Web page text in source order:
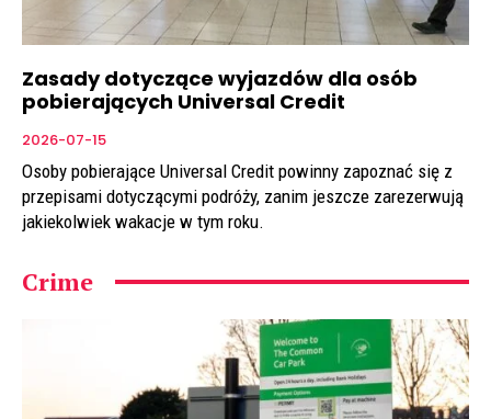
Zasady dotyczące wyjazdów dla osób
pobierających Universal Credit
2026-07-15
Osoby pobierające Universal Credit powinny zapoznać się z
przepisami dotyczącymi podróży, zanim jeszcze zarezerwują
jakiekolwiek wakacje w tym roku.
Crime